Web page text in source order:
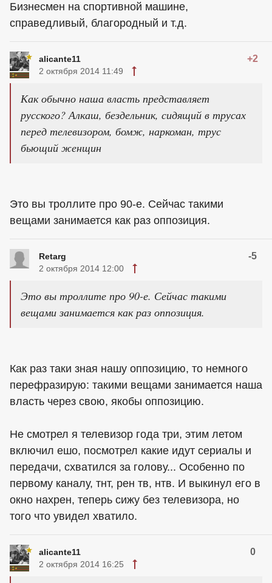
Бизнесмен на спортивной машине,
справедливый, благородный и т.д.
alicante11 +2
2 октября 2014 11:49
Как обычно наша власть представляет
русского? Алкаш, бездельник, сидящий в трусах
перед телевизором, бомж, наркоман, трус
бьющий женщин
Это вы троллите про 90-е. Сейчас такими
вещами занимается как раз оппозиция.
Retarg -5
2 октября 2014 12:00
Это вы троллите про 90-е. Сейчас такими
вещами занимается как раз оппозиция.
Как раз таки зная нашу оппозицию, то немного
перефразирую: такими вещами занимается наша
власть через свою, якобы оппозицию.
Не смотрел я телевизор года три, этим летом
включил ешо, посмотрел какие идут сериалы и
передачи, схватился за голову... Особенно по
первому каналу, тнт, рен тв, нтв. И выкинул его в
окно нахрен, теперь сижу без телевизора, но
того что увидел хватило.
alicante11 0
2 октября 2014 16:25